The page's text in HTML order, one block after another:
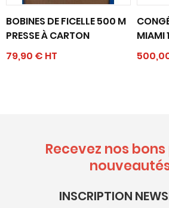
BOBINES DE FICELLE 500 M
PRESSE À CARTON
79,90 € HT
MIAMI
Recevez nos
INSCRIPTION